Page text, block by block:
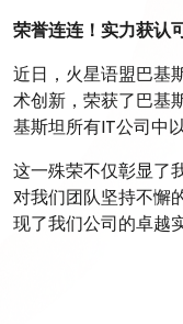
荣誉连连！实力获认
近日，火星语盟巴基
术创新，荣获了巴基
基斯坦所有IT公司中
这一殊荣不仅彰显了
对我们团队坚持不懈
现了我们公司的卓越